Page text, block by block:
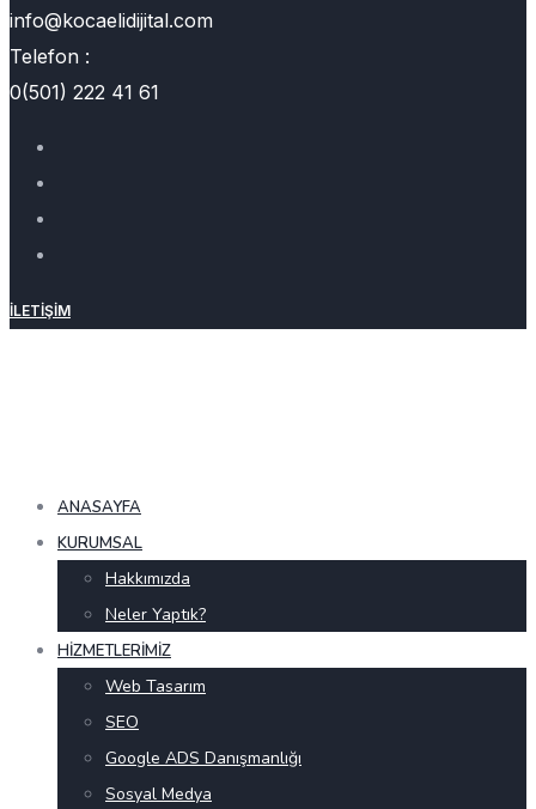
info@kocaelidijital.com
Telefon :
0(501) 222 41 61
İLETIŞIM
ANASAYFA
KURUMSAL
Hakkımızda
Neler Yaptık?
HIZMETLERIMIZ
Web Tasarım
SEO
Google ADS Danışmanlığı
Sosyal Medya